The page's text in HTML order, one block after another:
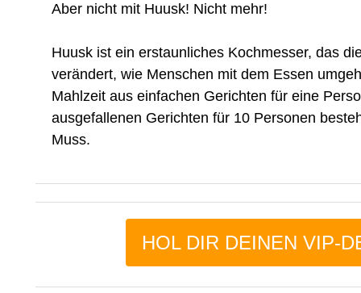
Aber nicht mit Huusk! Nicht mehr!
Huusk ist ein erstaunliches Kochmesser, das
verändert, wie Menschen mit dem Essen
Mahlzeit aus einfachen Gerichten für eine
ausgefallenen Gerichten für 10 Personen
Muss.
HOL DIR DEINEN VIP-